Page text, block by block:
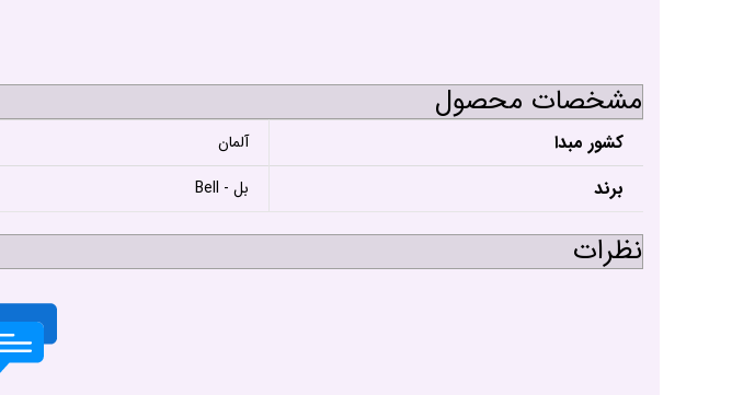
مشخصات محصول
کشور مبدا آلمان
برند بل - Bell
نظرات